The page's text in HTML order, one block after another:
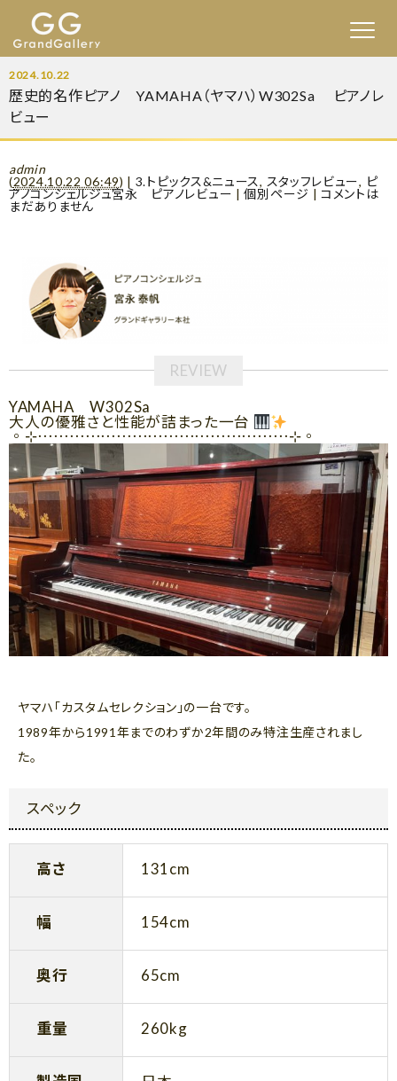
2024.10.22
歴史的名作ピアノ YAMAHA（ヤマハ）W302Sa ピアノレ
ビュー
admin
(2024.10.22 06:49) | 3.トピックス&ニュース, スタッフレビュー, ピ
アノコンシェルジュ宮永 ピアノレビュー |個別ページ |コメントは
まだありません
YAMAHA W302Sa
大人の優雅さと性能が詰まった一台
◦⊹⋯⋯⋯⋯⋯⋯⋯⋯⋯⋯⋯⋯⋯⋯⋯⋯⊹◦
ヤマハ「カスタムセレクション」の一台です。
1989年から1991年までのわずか2年間のみ特注生産されまし
た。
スペック
高さ 131cm
幅 154cm
奥行 65cm
重量 260kg